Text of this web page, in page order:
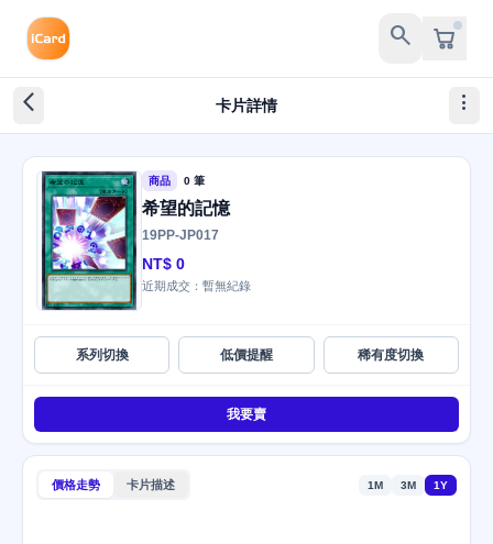
search
arrow_back_ios_new 卡片詳情 more_vert
商品 0 筆
希望的記憶
19PP-JP017
NT$ 0
近期成交：暫無紀錄
系列切換 低價提醒 稀有度切換
我要賣
價格走勢 卡片描述 1M 3M 1Y